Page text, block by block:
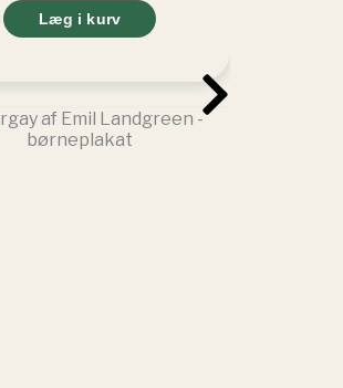
Læg i kurv